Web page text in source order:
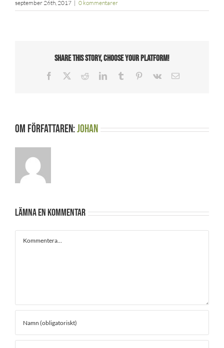
september 26th, 2017 | 0 kommentarer
Share This Story, Choose Your Platform!
Facebook RedditLinkedInTumblr Pinterest
Vk
E-
Om författaren:johan
Lämna en kommentar
Kommentar